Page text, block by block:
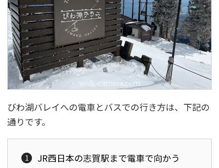
びわ湖バレイへの電車とバスでの行き方は、下記の
通りです。
JR西日本の志賀駅まで電車で向かう